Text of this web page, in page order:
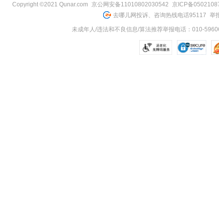
Copyright ©2021 Qunar.com 京公网安备11010802030542
京ICP备
去哪儿网投诉、咨询热线电话95117 举
未成年人/违法和不良信息/算法推荐举报电话：010-